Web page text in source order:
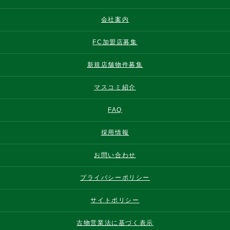
会社案内
FC加盟店募集
新規店舗物件募集
マスコミ紹介
FAQ
採用情報
お問い合わせ
プライバシーポリシー
サイトポリシー
古物営業法に基づく表示